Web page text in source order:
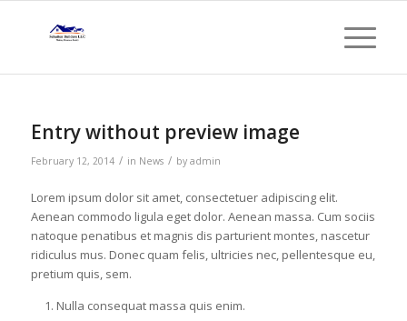
Entry without preview image
February 12, 2014 / in News / by admin
Lorem ipsum dolor sit amet, consectetuer adipiscing elit.
Aenean commodo ligula eget dolor. Aenean massa. Cum sociis
natoque penatibus et magnis dis parturient montes, nascetur
ridiculus mus. Donec quam felis, ultricies nec, pellentesque eu,
pretium quis, sem.
Nulla consequat massa quis enim.